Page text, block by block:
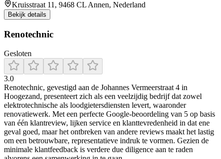
Kruisstraat 11, 9468 CL Annen, Nederland
Bekijk details
Renotechnic
Gesloten
3.0
Renotechnic, gevestigd aan de Johannes Vermeerstraat 4 in
Hoogezand, presenteert zich als een veelzijdig bedrijf dat zowel
elektrotechnische als loodgietersdiensten levert, waaronder
renovatiewerk. Met een perfecte Google-beoordeling van 5 op basis
van één klantreview, lijken service en klanttevredenheid in dat ene
geval goed, maar het ontbreken van andere reviews maakt het lastig
om een betrouwbare, representatieve indruk te vormen. Gezien de
minimale klantfeedback is verdere due diligence aan te raden